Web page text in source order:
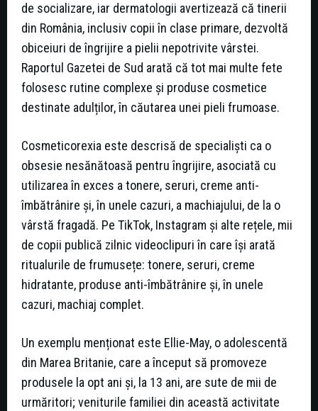
de socializare, iar dermatologii avertizează că tinerii
din România, inclusiv copii în clase primare, dezvoltă
obiceiuri de îngrijire a pielii nepotrivite vârstei.
Raportul Gazetei de Sud arată că tot mai multe fete
folosesc rutine complexe și produse cosmetice
destinate adulților, în căutarea unei pieli frumoase.
Cosmeticorexia este descrisă de specialiști ca o
obsesie nesănătoasă pentru îngrijire, asociată cu
utilizarea în exces a tonere, seruri, creme anti-
îmbătrânire și, în unele cazuri, a machiajului, de la o
vârstă fragadă. Pe TikTok, Instagram și alte rețele, mii
de copii publică zilnic videoclipuri în care își arată
ritualurile de frumusețe: tonere, seruri, creme
hidratante, produse anti-îmbătrânire și, în unele
cazuri, machiaj complet.
Un exemplu menționat este Ellie-May, o adolescentă
din Marea Britanie, care a început să promoveze
produsele la opt ani și, la 13 ani, are sute de mii de
urmăritori; veniturile familiei din această activitate